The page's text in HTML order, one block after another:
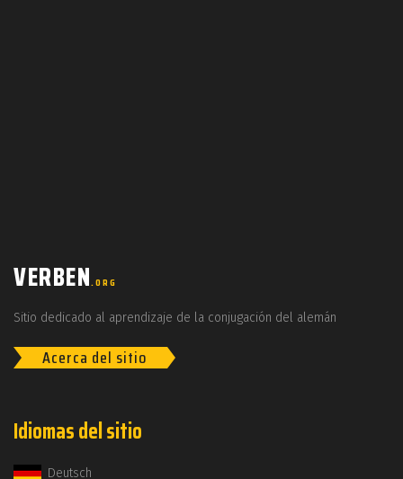
VERBEN.ORG
Sitio dedicado al aprendizaje de la conjugación del alemán
Acerca del sitio
Idiomas del sitio
Deutsch